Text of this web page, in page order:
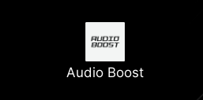
Audio Boost